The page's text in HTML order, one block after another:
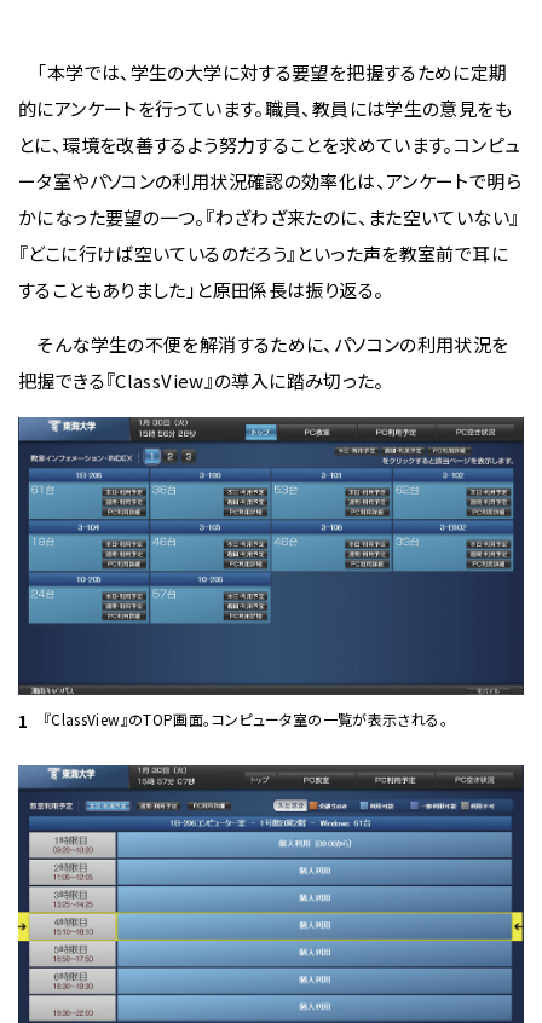
「本学では、学生の大学に対する要望を把握するために定期
的にアンケートを行っています。職員、教員には学生の意見をも
とに、環境を改善するよう努力することを求めています。コンピュ
ータ室やパソコンの利用状況確認の効率化は、アンケートで明ら
かになった要望の一つ。『わざわざ来たのに、また空いていない』
『どこに行けば空いているのだろう』といった声を教室前で耳に
することもありました」と原田係長は振り返る。
そんな学生の不便を解消するために、パソコンの利用状況を
把握できる『ClassView』の導入に踏み切った。
1 『ClassView』のTOP画面。コンピュータ室の一覧が表示される。